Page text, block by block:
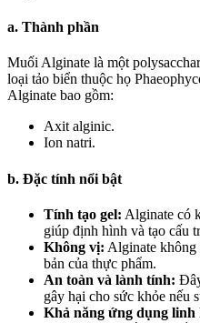
a. Thành phần
Muối Alginate là một
loại tảo biển thuộc họ
Alginate bao gồm:
Axit alginic.
Ion natri.
b. Đặc tính nổi bật
Tính tạo gel: Alginate có
giúp định hình và tạo cấu
Không vị: Alginate không
bản của thực phẩm.
An toàn và lành tính:
gây hại cho sức khỏe nếu
Khả năng ứng dụng linh